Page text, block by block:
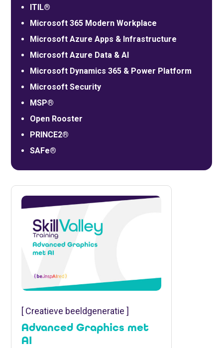
ITIL®
Microsoft 365 Modern Workplace
Microsoft Azure Apps & Infrastructure
Microsoft Azure Data & AI
Microsoft Dynamics 365 & Power Platform
Microsoft Security
MSP®
Open Rooster
PRINCE2®
SAFe®
[ Creatieve beeldgeneratie ]
Advanced Graphics met
AI